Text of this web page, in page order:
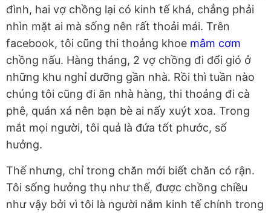
đình, hai vợ chồng lại có kinh tế khá, chẳng phải
nhìn mặt ai mà sống nên rất thoải mái. Trên
facebook, tôi cũng thi thoảng khoe mâm cơm
chồng nấu. Hàng tháng, 2 vợ chồng đi đổi gió ở
những khu nghỉ dưỡng gần nhà. Rồi thì tuần nào
chúng tôi cũng đi ăn nhà hàng, thi thoảng đi cà
phê, quán xá nên bạn bè ai nấy xuýt xoa. Trong
mắt mọi người, tôi quả là đứa tốt phước, số
hưởng.
Thế nhưng, chỉ trong chăn mới biết chăn có rận.
Tôi sống hưởng thụ như thế, được chồng chiều
như vậy bởi vì tôi là người nắm kinh tế chính trong